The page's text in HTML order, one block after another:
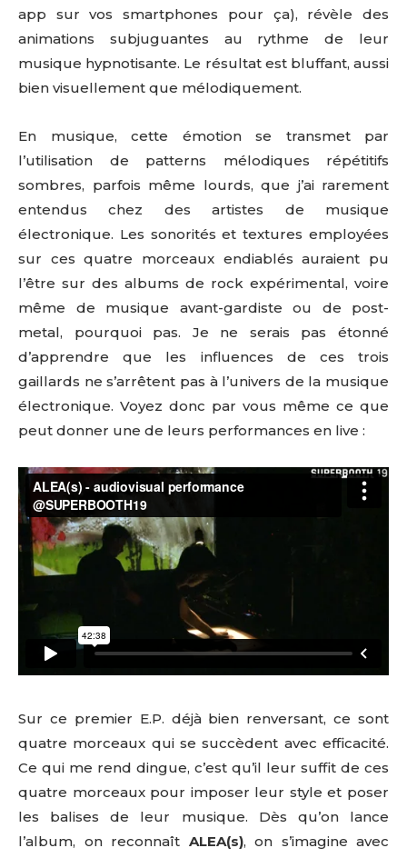
app sur vos smartphones pour ça), révèle des
animations subjuguantes au rythme de leur
musique hypnotisante. Le résultat est bluffant, aussi
bien visuellement que mélodiquement.
En musique, cette émotion se transmet par
l’utilisation de patterns mélodiques répétitifs
sombres, parfois même lourds, que j’ai rarement
entendus chez des artistes de musique
électronique. Les sonorités et textures employées
sur ces quatre morceaux endiablés auraient pu
l’être sur des albums de rock expérimental, voire
même de musique avant-gardiste ou de post-
metal, pourquoi pas. Je ne serais pas étonné
d’apprendre que les influences de ces trois
gaillards ne s’arrêtent pas à l’univers de la musique
électronique. Voyez donc par vous même ce que
peut donner une de leurs performances en live :
Sur ce premier E.P. déjà bien renversant, ce sont
quatre morceaux qui se succèdent avec efficacité.
Ce qui me rend dingue, c’est qu’il leur suffit de ces
quatre morceaux pour imposer leur style et poser
les balises de leur musique. Dès qu’on lance
l’album, on reconnaît ALEA(s), on s’imagine avec